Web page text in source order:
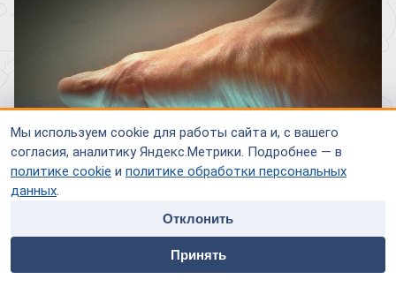
Мы используем cookie для работы сайта и, с вашего
согласия, аналитику Яндекс.Метрики. Подробнее — в
политике cookie и политике обработки персональных
данных.
Отклонить
Принять
home people
Специалисты
payment contacts
Гиперемия – это общий термин, широко используемый в